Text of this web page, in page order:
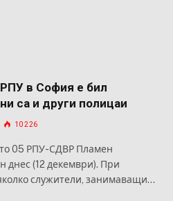
в София е бил
са и други полицаи
10 226
05 РПУ-СДВР Пламен
днес (12 декември). При
служители, занимаващи…